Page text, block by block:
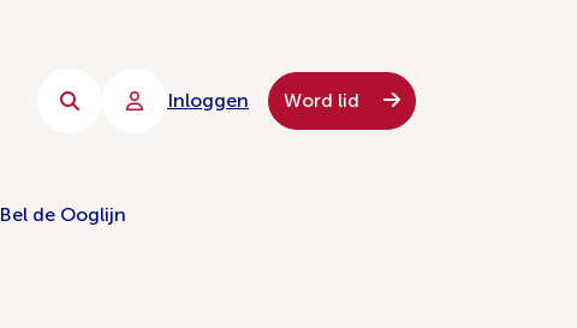
Inloggen Word lid
Bel de Ooglijn